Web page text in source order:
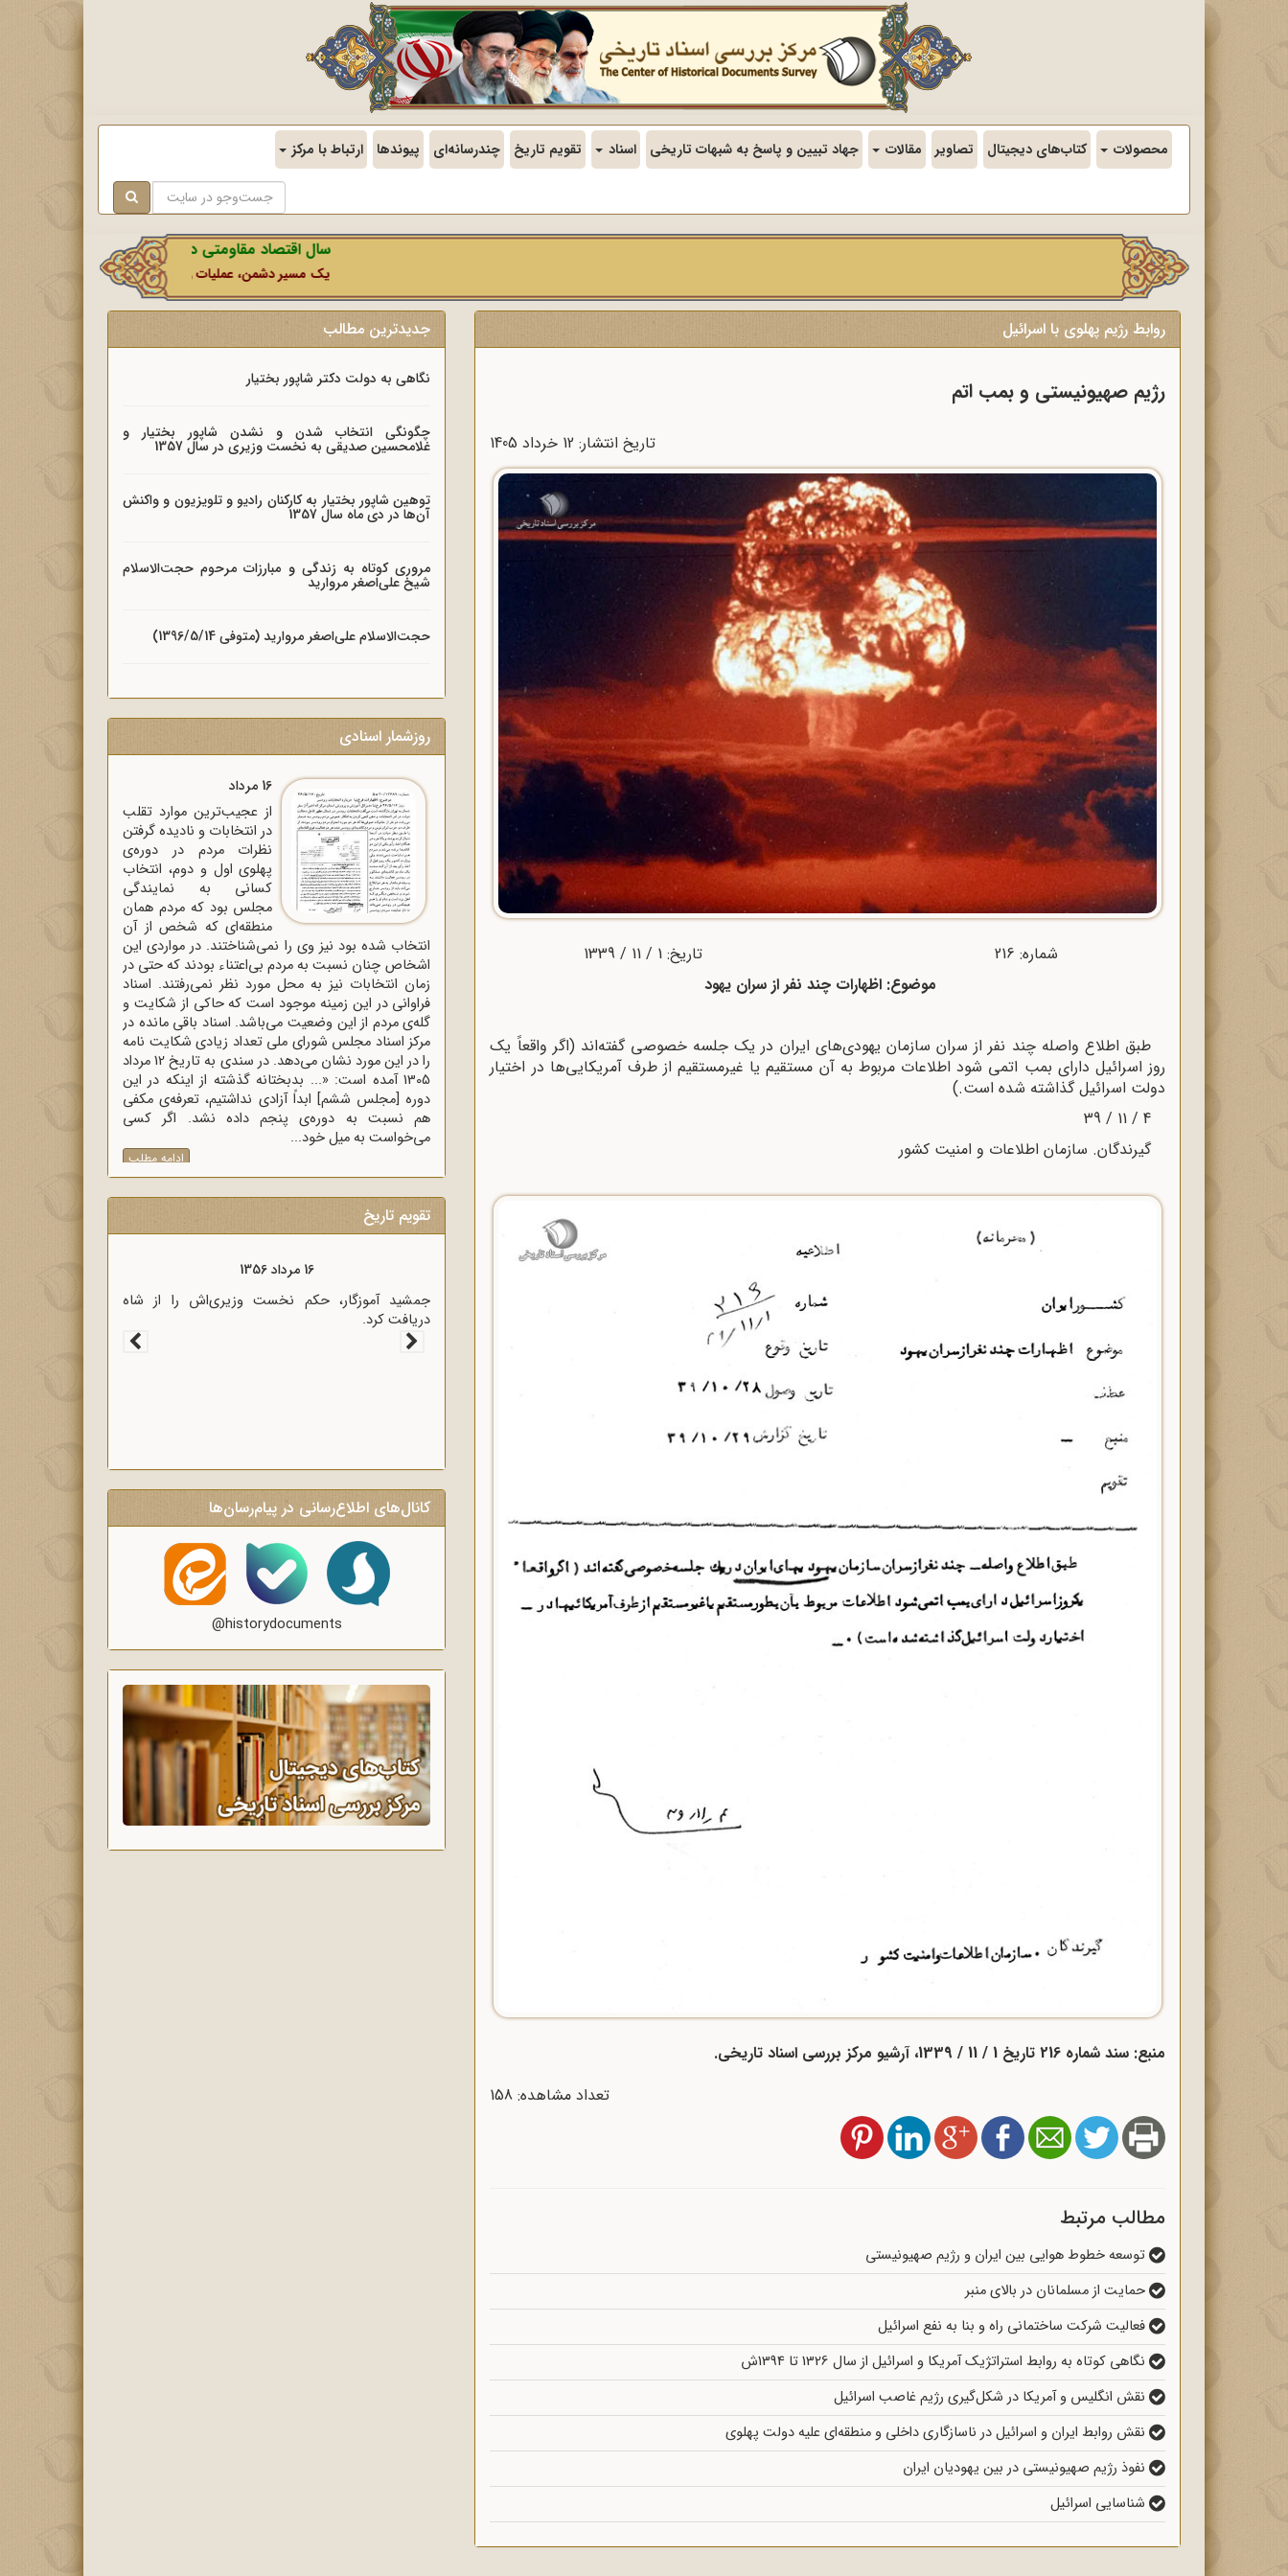
محصولات کتاب‌های دیجیتال تصاویر مقالات جهاد تبیین و پاسخ به شبهات تاریخی اسناد تقویم تاریخ چندرسانه‌ای پیوندها ارتباط با مرکز
سال اقتصاد مقاومتی در سایه وحدت ملی و امنیت ملی.
یک مسیر دشمن، عملیات رسانه‌ای او است که در این ایام
روابط رژیم پهلوی با اسرائیل
رژیم صهیونیستی و بمب اتم
تاریخ انتشار: 12 خرداد 1405
شماره: 216 تاریخ: 1 / 11 / 1339
موضوع: اظهارات چند نفر از سران یهود
طبق اطلاع واصله چند نفر از سران سازمان یهودی‌های ایران در یک جلسه خصوصی گفته‌اند (اگر واقعاً یک
روز اسرائیل دارای بمب اتمی شود اطلاعات مربوط به آن مستقیم یا غیرمستقیم از طرف آمریکایی‌ها در اختیار
دولت اسرائیل گذاشته شده است.)
4 / 11 / 39
گیرندگان. سازمان اطلاعات و امنیت کشور
منبع: سند شماره 216 تاریخ 1 / 11 / 1339، آرشیو مرکز بررسی اسناد تاریخی.
تعداد مشاهده: 158
مطالب مرتبط
توسعه خطوط هوایی بین ایران و رژیم صهیونیستی
حمایت از مسلمانان در بالای منبر
فعالیت شرکت ساختمانی راه و بنا به نفع اسرائیل
نگاهی کوتاه به روابط استراتژیک آمریکا و اسرائیل از سال 1326 تا 1394ش
نقش انگلیس و آمریکا در شکل‌گیری رژیم غاصب اسرائیل
نقش روابط ایران و اسرائیل در ناسازگاری داخلی و منطقه‌ای علیه دولت پهلوی
نفوذ رژیم صهیونیستی در بین یهودیان ایران
شناسایی اسرائیل
جدیدترین مطالب
نگاهی به دولت دکتر شاپور بختیار
چگونگی انتخاب شدن و نشدن شاپور بختیار و
غلامحسین صدیقی به نخست وزیری در سال 1357
توهین شاپور بختیار به کارکنان رادیو و تلویزیون و واکنش
آن‌ها در دی ماه سال 1357
مروری کوتاه به زندگی و مبارزات مرحوم حجت‌الاسلام
شیخ علی‌اصغر مروارید
حجت‌الاسلام علی‌اصغر مروارید (متوفی 1396/5/14)
روزشمار اسنادی
16 مرداد
از عجیب‌ترین موارد تقلب
در انتخابات و نادیده گرفتن
نظرات مردم در دوره‌ی
پهلوی اول و دوم، انتخاب
کسانی به نمایندگی
مجلس بود که مردم همان
منطقه‌ای که شخص از آن
انتخاب شده بود نیز وی را نمی‌شناختند. در مواردی این
اشخاص چنان نسبت به مردم بی‌اعتناء بودند که حتی در
زمان انتخابات نیز به محل مورد نظر نمی‌رفتند. اسناد
فراوانی در این زمینه موجود است که حاکی از شکایت و
گله‌ی مردم از این وضعیت می‌باشد. اسناد باقی مانده در
مرکز اسناد مجلس شورای ملی تعداد زیادی شکایت نامه
را در این مورد نشان می‌دهد. در سندی به تاریخ 12 مرداد
1305 آمده است: «... بدبختانه گذشته از اینکه در این
دوره [مجلس ششم] ابداً آزادی نداشتیم، تعرفه‌ی مکفی
هم نسبت به دوره‌ی پنجم داده نشد. اگر کسی
می‌خواست به میل خود...
ادامه مطلب
تقویم تاریخ
جمشید آموزگار، حکم نخستآغاز سخنرانی‌های انتقادی و روشنگر وعاظ در لبیک به
پیام امام به وعاظ و روحانیون برای روشنگری و
آگاه‌سازی در منبرهای ماه رمضان.
کانال‌های اطلاع‌رسانی در پیام‌رسان‌ها
@historydocuments